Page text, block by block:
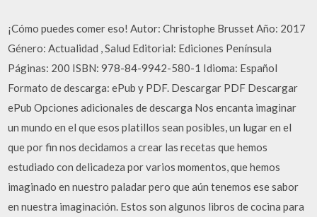
¡Cómo puedes comer eso! Autor: Christophe Brusset Año: 2017
Género: Actualidad , Salud Editorial: Ediciones Península
Páginas: 200 ISBN: 978-84-9942-580-1 Idioma: Español
Formato de descarga: ePub y PDF. Descargar PDF Descargar
ePub Opciones adicionales de descarga Nos encanta imaginar
un mundo en el que esos platillos sean posibles, un lugar en el
que por fin nos decidamos a crear las recetas que hemos
estudiado con delicadeza por varios momentos, que hemos
imaginado en nuestro paladar pero que aún tenemos ese sabor
en nuestra imaginación. Estos son algunos libros de cocina para